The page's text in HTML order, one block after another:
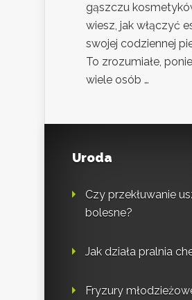
gąszczu
wiesz, jak włączyć
swojej codziennej
To zrozumiałe,
wiele osób …
Uroda
Czy przekłuwanie
bolesne?
Jak działa pralnia
Fryzury